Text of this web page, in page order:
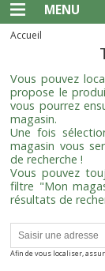
MENU
Accueil
Vous pouvez
propose le
vous pourrez
magasin.
Une fois
magasin vous
de recherche !
Vous pouvez
filtre "Mon
résultats de
Afin de vous localiser,